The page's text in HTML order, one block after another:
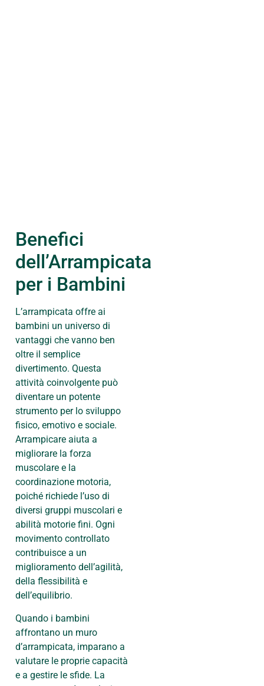
Benefici
dell’Arrampicata
per i Bambini
L’arrampicata offre ai
bambini un universo di
vantaggi che vanno ben
oltre il semplice
divertimento. Questa
attività coinvolgente può
diventare un potente
strumento per lo sviluppo
fisico, emotivo e sociale.
Arrampicare aiuta a
migliorare la forza
muscolare e la
coordinazione motoria,
poiché richiede l’uso di
diversi gruppi muscolari e
abilità motorie fini. Ogni
movimento controllato
contribuisce a un
miglioramento dell’agilità,
della flessibilità e
dell’equilibrio.
Quando i bambini
affrontano un muro
d’arrampicata, imparano a
valutare le proprie capacità
e a gestire le sfide. La